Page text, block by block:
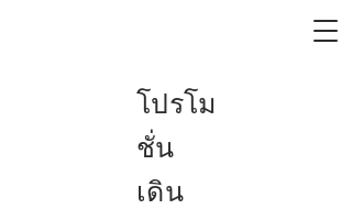
โปรโม
ชั่น
เดิน